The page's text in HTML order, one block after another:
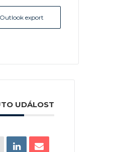
export
UDÁLOST